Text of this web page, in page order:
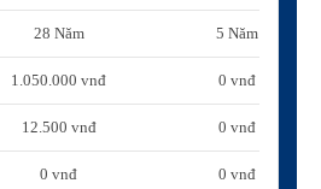
28 Năm
1.050.000 vnđ
12.500 vnđ
0 vnđ
5 Năm
0 vnđ
0 vnđ
0 vnđ